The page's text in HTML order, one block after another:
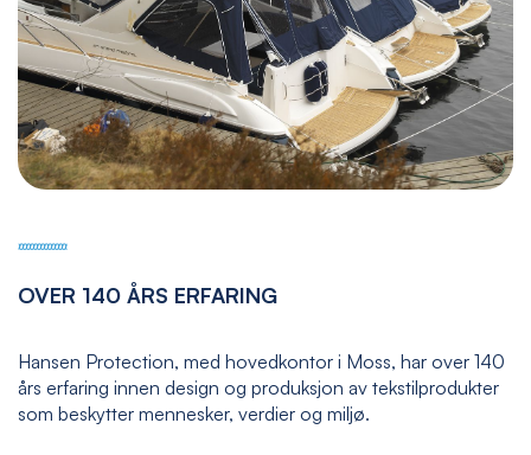
OVER 140 ÅRS ERFARING
Hansen Protection, med hovedkontor i Moss, har over 140
års erfaring innen design og produksjon av tekstilprodukter
som beskytter mennesker, verdier og miljø.